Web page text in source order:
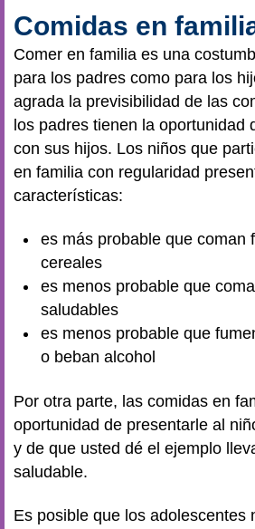
Comidas en
Comer en familia es una
para los padres como para los
agrada la previsibilidad de las
los padres tienen la oportunidad
con sus hijos. Los niños que
en familia con regularidad
características:
es más probable que coman
cereales
es menos probable que
saludables
es menos probable que
o beban alcohol
Por otra parte, las comidas en
oportunidad de presentarle al
y de que usted dé el ejemplo
saludable.
Es posible que los adolescentes